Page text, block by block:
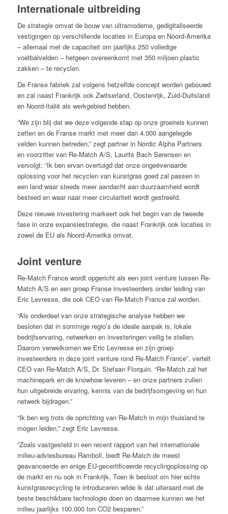
Internationale uitbreiding
De strategie omvat de bouw van ultramoderne, gedigitaliseerde
vestigingen op verschillende locaties in Europa en Noord-Amerika
– allemaal met de capaciteit om jaarlijks 250 volledige
voetbalvelden – hetgeen overeenkomt met 350 miljoen plastic
zakken – te recyclen.
De Franse fabriek zal volgens hetzelfde concept worden gebouwd
en zal naast Frankrijk ook Zwitserland, Oostenrijk, Zuid-Duitsland
en Noord-Italië als werkgebied hebben.
“We zijn blij dat we deze volgende stap op onze groeireis kunnen
zetten en de Franse markt met meer dan 4.000 aangelegde
velden kunnen betreden,” zegt partner in Nordic Alpha Partners
en voorzitter van Re-Match A/S, Laurits Bach Sørensen en
vervolgt: “Ik ben ervan overtuigd dat onze ongeëvenaarde
oplossing voor het recyclen van kunstgras goed zal passen in
een land waar steeds meer aandacht aan duurzaamheid wordt
besteed en waar naar meer circulariteit wordt gestreefd.
Deze nieuwe investering markeert ook het begin van de tweede
fase in onze expansiestrategie, die naast Frankrijk ook locaties in
zowel de EU als Noord-Amerika omvat.
Joint venture
Re-Match France wordt opgericht als een joint venture tussen Re-
Match A/S en een groep Franse investeerders onder leiding van
Eric Levresse, die ook CEO van Re-Match France zal worden.
“Als onderdeel van onze strategische analyse hebben we
besloten dat in sommige regio’s de ideale aanpak is, lokale
bedrijfservaring, netwerken en investeringen veilig te stellen.
Daarom verwelkomen we Eric Levresse en zijn groep
investeerders in deze joint venture rond Re-Match France”, vertelt
CEO van Re-Match A/S, Dr. Stefaan Florquin. “Re-Match zal het
machinepark en de knowhow leveren – en onze partners zullen
hun uitgebreide ervaring, kennis van de bedrijfsomgeving en hun
netwerk bijdragen.”
“Ik ben erg trots de oprichting van Re-Match in mijn thuisland te
mogen leiden,” zegt Eric Levresse.
“Zoals vastgesteld in een recent rapport van het internationale
milieu-adviesbureau Ramboll, biedt Re-Match de meest
geavanceerde en enige EU-gecertificeerde recyclingoplossing op
de markt en nu ook in Frankrijk. Toen ik besloot om hier echte
kunstgrasrecycling te introduceren wilde ik dat uiteraard met de
beste beschikbare technologie doen en daarmee kunnen we het
milieu jaarlijks 100.000 ton CO2 besparen.”